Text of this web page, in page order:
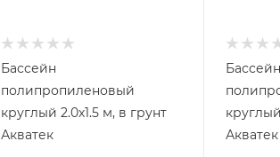
Бассейн
полипропиленовый
круглый 2.0х1.5 м, в грунт
Акватек
Бассейн
Акватек